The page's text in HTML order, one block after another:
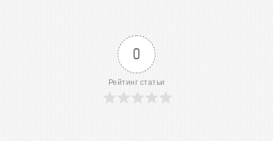
0
Рейтинг статьи